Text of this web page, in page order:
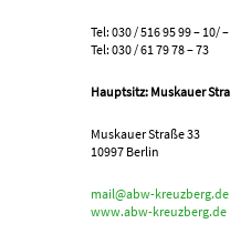
Tel: 030 / 516 95 99 – 10/
Tel: 030 / 61 79 78 – 73
Hauptsitz: Muskauer
Muskauer Straße 33
10997 Berlin
mail@abw-kreuzberg.de
www.abw-kreuzberg.de